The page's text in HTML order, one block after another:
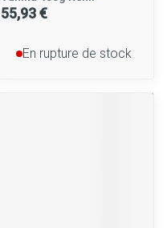
55,93 €
En rupture de stock